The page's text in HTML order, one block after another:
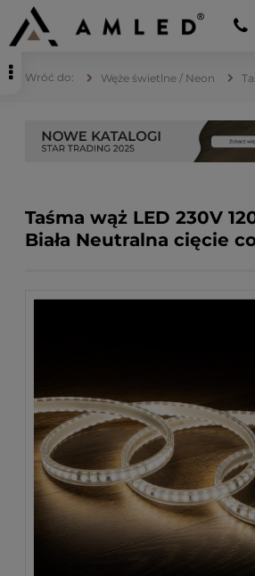
Węże świetlne / Neon
Taśma wąż LED 230V
Biała Neutralna cięcie